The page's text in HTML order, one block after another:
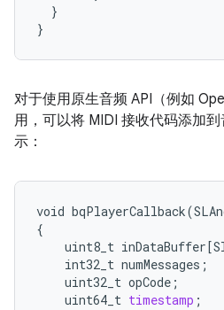
}
}
对于使用原生音频 API（例如
用，可以将 MIDI 接收代码添加
示：
void bqPlayerCallback(
{
uint8_t inDataBuffer [
int32_t numMessages ;
uint32_t opCode ;
uint64_t timestamp ;